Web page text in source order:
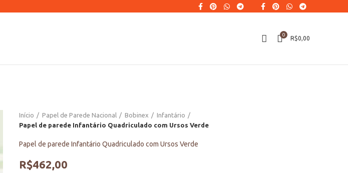
0
R$0,00
Início Papel de Parede Nacional Bobinex
Infantário
Papel de parede Infantário Quadriculado com Ursos Verde
Papel de parede Infantário Quadriculado com Ursos Verde
R$462,00